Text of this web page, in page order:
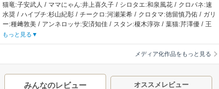
猫竜:子安武人 / ママにゃん:井上喜久子 / シロタエ:和泉風花 / クロバネ:速
水奨 / ハイブチ:杉山紀彰 / チークロ:河瀬茉希 / クロタマ:徳留慎乃佑 / ガリ
ー:種﨑敦美 / アンネロッサ:安済知佳 / スタン:榎木淳弥 / 葉猫:芹澤優 / 王
子:小市眞琴 / 国王:一条和矢 / グレーターデーモン:田所陽向 / 四代目モシャ
モシャ:上田燿司 / ミケミケ:白砂沙帆 / モナルカ(黒):花江夏樹 / ポムポラ:麻
あらすじ】
深い深い、森の奥。一匹の火吹き竜が、魔法を操る猫たちと暮らしていま
す。生まれる前に実親を失ったその竜は、偶然出会った一匹の母猫によっ
もっと見る
メディア化作品をもっと見る
みんなのレビュー オススメレビュー